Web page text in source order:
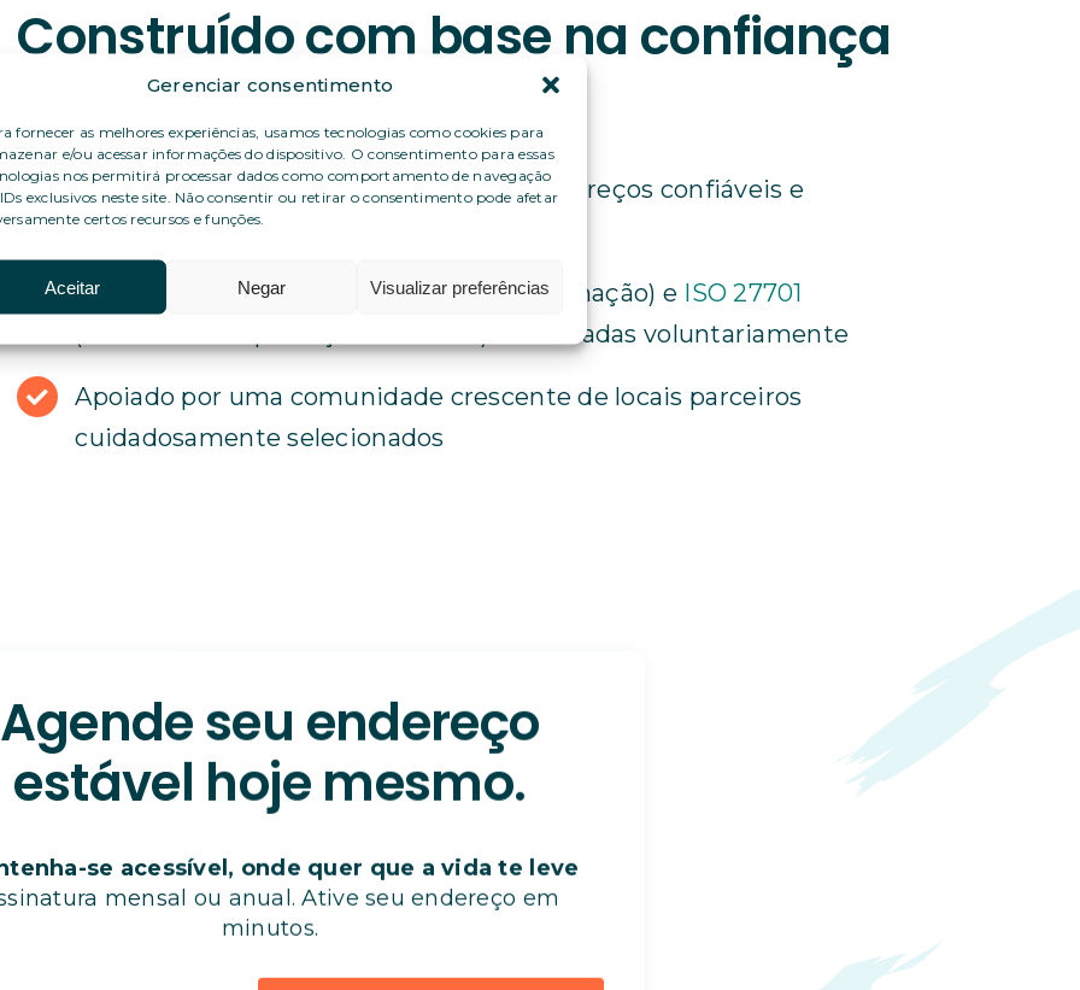
Gerenciar consentimento
fornecer as melhores experiências, usamos tecnologias como cookies para
e/ou acessar informações do dispositivo. O consentimento para essas
nos permitirá processar dados como comportamento de navegação
exclusivos neste site. Não consentir ou retirar o consentimento pode afetar
certos recursos e funções.
Aceitar Negar Visualizar preferências
Construído com base na confiança
e na experiência
15+ anos de experiência gerenciando endereços confiáveis e
infraestrutura de correio digital
ISO 27001 (Gestão de Segurança da Informação) e ISO 27701
(Privacidade e proteção de dados) certificadas voluntariamente
Apoiado por uma comunidade crescente de locais parceiros
cuidadosamente selecionados
Agende seu endereço
estável hoje mesmo.
se acessível, onde quer que a vida te leve
mensal ou anual. Ative seu endereço em
minutos.